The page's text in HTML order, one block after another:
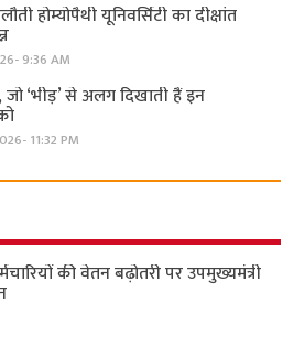
होम्योपैथी यूनिवर्सिटी का दीक्षांत
9:36 AM
‘भीड़’ से अलग दिखाती हैं इन
11:32 PM
की वेतन बढ़ोतरी पर उपमुख्यमंत्री